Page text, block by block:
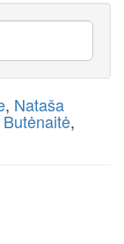
, Nataša
,